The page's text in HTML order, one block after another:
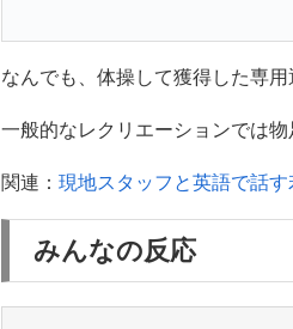
なんでも、体操して獲得した専用
一般的なレクリエーションでは
関連： 現地スタッフと英語で話
みんなの反応